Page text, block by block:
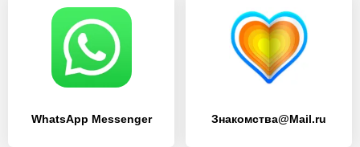
WhatsApp Messenger Знакомства@Mail.ru